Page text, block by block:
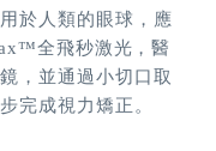
於人類的眼球，應
全飛秒激光，醫
，並通過小切口取
完成視力矯正。